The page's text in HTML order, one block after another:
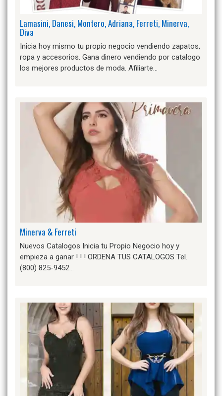
Lamasini, Danesi, Montero, Adriana, Ferreti, Minerva,
Diva
Inicia hoy mismo tu propio negocio vendiendo zapatos,
ropa y accesorios. Gana dinero vendiendo por catalogo
los mejores productos de moda. Afiliarte…
Minerva & Ferreti
Nuevos Catalogos Inicia tu Propio Negocio hoy y
empieza a ganar ! ! ! ORDENA TUS CATALOGOS Tel.
(800) 825-9452…